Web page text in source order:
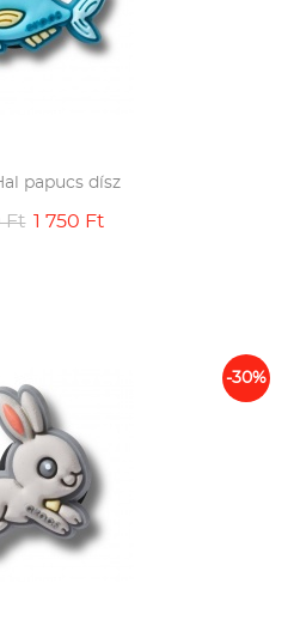
papucs dísz
Ft 1 750 Ft
-30%